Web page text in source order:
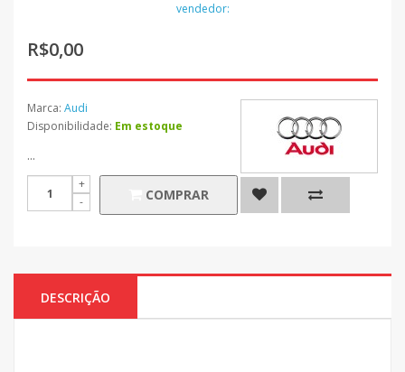
vendedor:
R$0,00
Marca: Audi
Disponibilidade: Em estoque
...
COMPRAR
DESCRIÇÃO